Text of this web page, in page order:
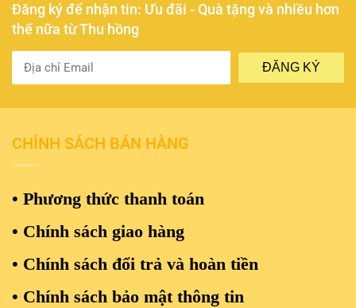
Đăng ký để nhận tin: Ưu đãi - Quà tặng và nhiều hơn
thế nữa từ Thu hồng
ĐĂNG KÝ
CHÍNH SÁCH BÁN HÀNG
• Phương thức thanh toán
• Chính sách giao hàng
• Chính sách đổi trả và hoàn tiền
• Chính sách bảo mật thông tin